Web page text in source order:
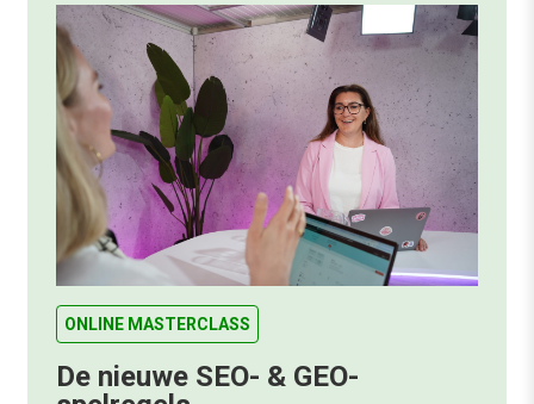
ONLINE MASTERCLASS
De nieuwe SEO- & GEO-